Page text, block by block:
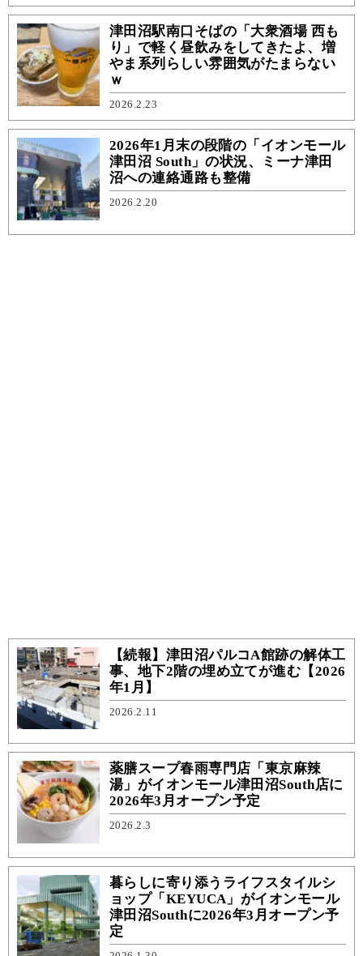
津田沼駅南口そばの「大衆酒場 西も
り」で軽く昼飲みをしてきたよ、増
やま系列らしい雰囲気がたまらない
ｗ
2026.2.23
2026年1月末の段階の「イオンモール
津田沼 South」の状況、ミーナ津田
沼への連絡通路も整備
2026.2.20
【続報】津田沼パルコA館跡の解体工
事、地下2階の埋め立てが進む【2026
年1月】
2026.2.11
薬膳スープ春雨専門店「東京麻辣
湯」がイオンモール津田沼South店に
2026年3月オープン予定
2026.2.3
暮らしに寄り添うライフスタイルシ
ョップ「KEYUCA」がイオンモール
津田沼Southに2026年3月オープン予
定